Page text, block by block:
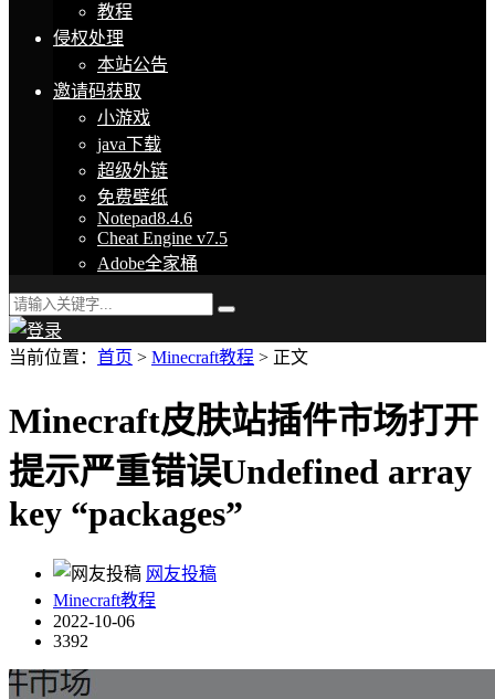
教程
侵权处理
本站公告
邀请码获取
小游戏
java下载
超级外链
免费壁纸
Notepad8.4.6
Cheat Engine v7.5
Adobe全家桶
当前位置： 首页 > Minecraft教程 > 正文
Minecraft皮肤站插件市场打开
提示严重错误Undefined array
key “packages”
网友投稿
Minecraft教程
2022-10-06
3392